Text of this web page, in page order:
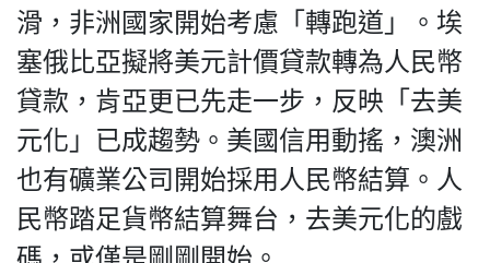
視頻
昔日
系列
活動
滑，非洲國家開始考慮「轉跑道」。埃
塞俄比亞擬將美元計價貸款轉為人民幣
貸款，肯亞更已先走一步，反映「去美
元化」已成趨勢。美國信用動搖，澳洲
也有礦業公司開始採用人民幣結算。人
民幣踏足貨幣結算舞台，去美元化的戲